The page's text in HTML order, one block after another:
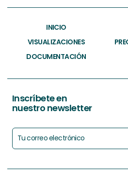
INICIO
VISUALIZACIONES
DOCUMENTACIÓN
Inscríbete en
nuestro newsletter